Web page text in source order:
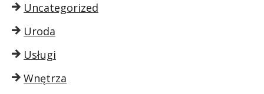
Uncategorized
Uroda
Usługi
Wnętrza